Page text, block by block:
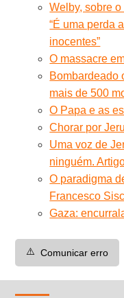
Welby, sobre
“É uma perda
inocentes”
O massacre
Bombardeado
mais de 500
O Papa e as
Chorar por
Uma voz de
ninguém.
O paradigma
Francesco
Gaza:
⚠️ Comunicar erro